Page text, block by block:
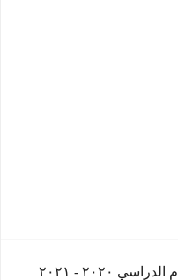
نتائج الثالث المتوسط الخارجي للعام الدراسي ٢٠٢٠ - ٢٠٢١